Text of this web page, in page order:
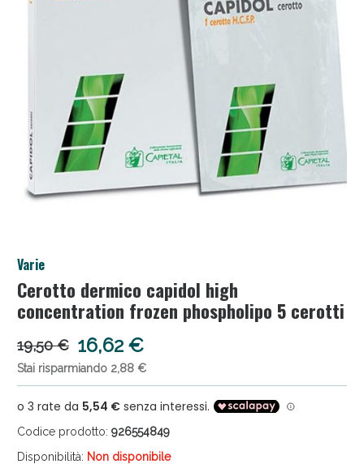
Varie
Cerotto dermico capidol high
concentration frozen phospholipo 5 cerotti
19,50 € 16,62 €
Stai risparmiando 2,88 €
Codice prodotto: 926554849
Disponibilità: Non disponibile
Anticellulite e Fanghi: Sconto fino al 40% valido